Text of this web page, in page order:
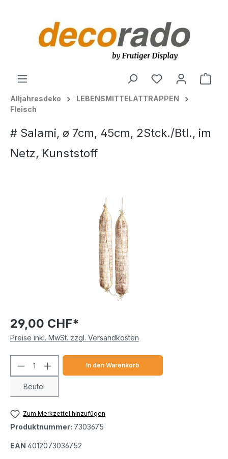
Alljahresdeko
LEBENSMITTELATTRAPPEN
Fleisch
# Salami, ø 7cm, 45cm, 2Stck./Btl., im
Netz, Kunststoff
29,00 CHF*
Preise inkl. MwSt. zzgl. Versandkosten
Produkt Anzahl: Gib den
Beutel
In den Warenkorb
Zum Merkzettel hinzufügen
Produktnummer: 7303675
EAN 4012073036752